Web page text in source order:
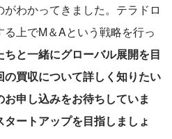
わかってきました。テラドロ
上でM＆Aという戦略を行っ
ちと一緒にグローバル展開を目
買収について詳しく知りたい
申し込みをお待ちしていま
ートアップを目指しましょ